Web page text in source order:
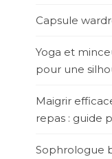
Capsule
Yoga et
pour une
Maigrir
repas : guide
Sophrologue